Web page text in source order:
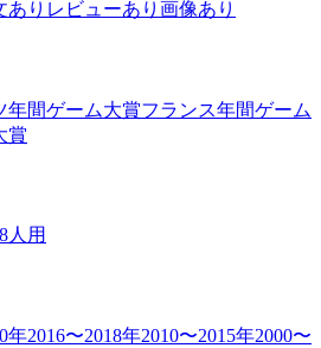
あり レビューあり 画像あり
年間ゲーム大賞フランス年間ゲーム
賞
人用
年2016〜2018年2010〜2015年2000〜